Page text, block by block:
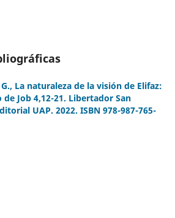
La naturaleza de la visión de Elifaz:
Job 4,12-21. Libertador San
UAP. 2022. ISBN 978-987-765-